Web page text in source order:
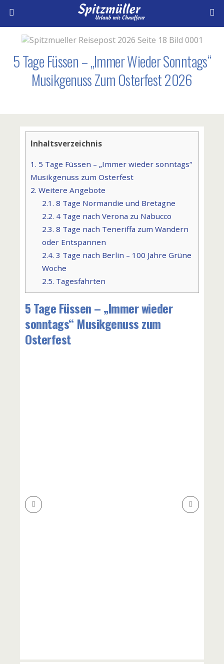
5 Tage Füssen – „Immer Wieder Sonntags“
Musikgenuss Zum Osterfest 2026
Inhaltsverzeichnis
1. 5 Tage Füssen – „Immer wieder sonntags“
Musikgenuss zum Osterfest
2. Weitere Angebote
2.1. 8 Tage Normandie und Bretagne
2.2. 4 Tage nach Verona zu Nabucco
2.3. 8 Tage nach Teneriffa zum Wandern
oder Entspannen
2.4. 3 Tage nach Berlin – 100 Jahre Grüne
Woche
2.5. Tagesfahrten
5 Tage Füssen – „Immer wieder
sonntags“ Musikgenuss zum
Osterfest